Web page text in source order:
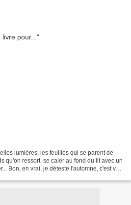
lumières, les feuilles qui se parent de
qu'on ressort, se caler au fond du lit avec un
Bon, en vrai, je déteste l'automne, c'est vrai